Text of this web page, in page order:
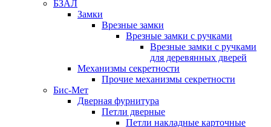
БЗАЛ
Замки
Врезные замки
Врезные замки с ручками
Врезные замки с ручками
для деревянных дверей
Механизмы секретности
Прочие механизмы секретности
Бис-Мет
Дверная фурнитура
Петли дверные
Петли накладные карточные